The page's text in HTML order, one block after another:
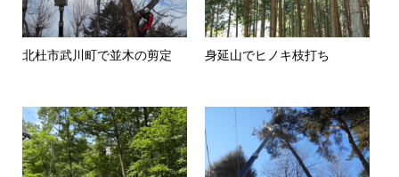
北杜市武川町で並木の剪定 身延山でヒノキ枝打ち